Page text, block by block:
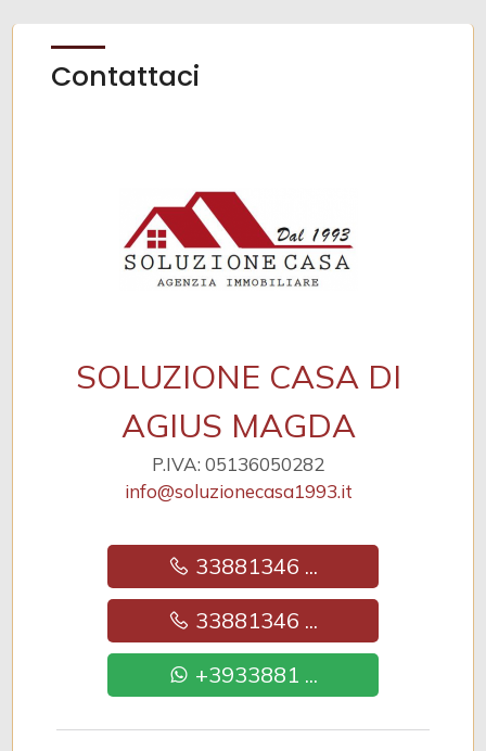
Contattaci
SOLUZIONE CASA DI
AGIUS MAGDA
P.IVA: 05136050282
info@soluzionecasa1993.it
33881346 ...
33881346 ...
+3933881 ...